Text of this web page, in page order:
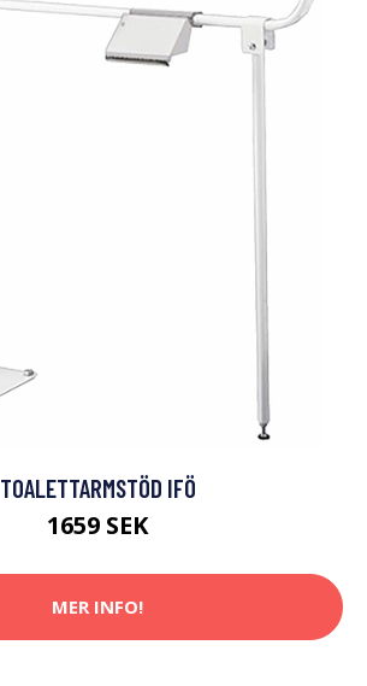
TOALETTARMSTÖD IFÖ
1659 SEK
MER INFO!